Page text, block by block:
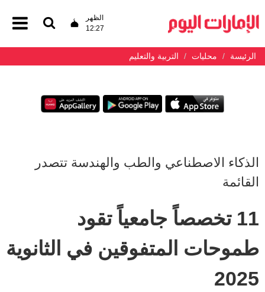
الظهر
12:27
الرئيسة محليات التربية والتعليم
الذكاء الاصطناعي والطب والهندسة تتصدر
القائمة
11 تخصصاً جامعياً تقود
طموحات المتفوقين في الثانوية
2025